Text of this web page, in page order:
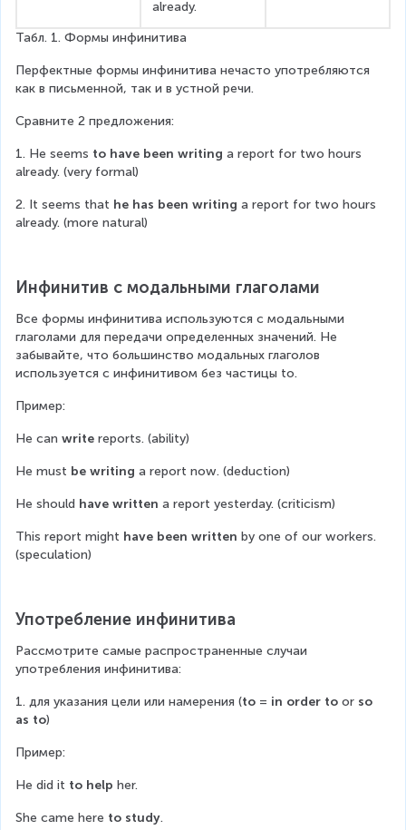
already.
Табл. 1. Формы инфинитива
Перфектные формы инфинитива нечасто употребляются
как в письменной, так и в устной речи.
Сравните 2 предложения:
1. He seems to have been writing a report for two hours
already. (very formal)
2. It seems that he has been writing a report for two hours
already. (more natural)
Инфинитив с модальными глаголами
Все формы инфинитива используются с модальными
глаголами для передачи определенных значений. Не
забывайте, что большинство модальных глаголов
используется с инфинитивом без частицы to.
Пример:
He can write reports. (ability)
He must be writing a report now. (deduction)
He should have written a report yesterday. (criticism)
This report might have been written by one of our workers.
(speculation)
Употребление инфинитива
Рассмотрите самые распространенные случаи
употребления инфинитива:
1. для указания цели или намерения (to = in order to or so
as to)
Пример:
He did it to help her.
She came here to study.